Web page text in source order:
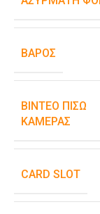
ΒΆΡΟΣ
ΒΊΝΤΕΟ ΠΊΣΩ
ΚΆΜΕΡΑΣ
CARD SLOT